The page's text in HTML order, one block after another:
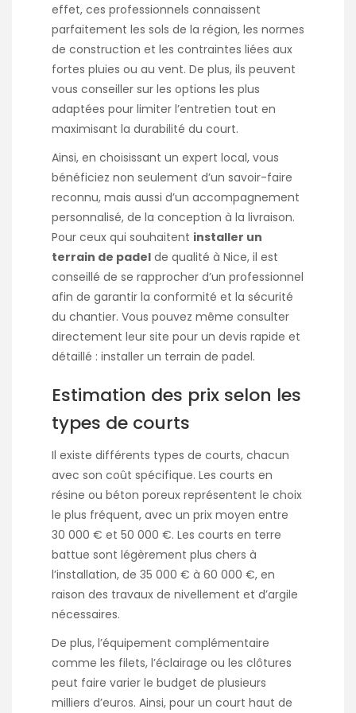
effet, ces professionnels connaissent
parfaitement les sols de la région, les normes
de construction et les contraintes liées aux
fortes pluies ou au vent. De plus, ils peuvent
vous conseiller sur les options les plus
adaptées pour limiter l’entretien tout en
maximisant la durabilité du court.
Ainsi, en choisissant un expert local, vous
bénéficiez non seulement d’un savoir-faire
reconnu, mais aussi d’un accompagnement
personnalisé, de la conception à la livraison.
Pour ceux qui souhaitent installer un
terrain de padel de qualité à Nice, il est
conseillé de se rapprocher d’un professionnel
afin de garantir la conformité et la sécurité
du chantier. Vous pouvez même consulter
directement leur site pour un devis rapide et
détaillé : installer un terrain de padel.
Estimation des prix selon les
types de courts
Il existe différents types de courts, chacun
avec son coût spécifique. Les courts en
résine ou béton poreux représentent le choix
le plus fréquent, avec un prix moyen entre
30 000 € et 50 000 €. Les courts en terre
battue sont légèrement plus chers à
l’installation, de 35 000 € à 60 000 €, en
raison des travaux de nivellement et d’argile
nécessaires.
De plus, l’équipement complémentaire
comme les filets, l’éclairage ou les clôtures
peut faire varier le budget de plusieurs
milliers d’euros. Ainsi, pour un court haut de